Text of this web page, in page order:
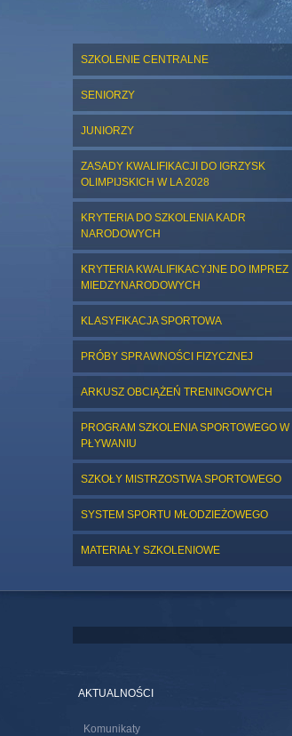
SZKOLENIE CENTRALNE
SENIORZY
JUNIORZY
ZASADY KWALIFIKACJI DO IGRZYSK
OLIMPIJSKICH W LA 2028
KRYTERIA DO SZKOLENIA KADR
NARODOWYCH
KRYTERIA KWALIFIKACYJNE DO IMPREZ
MIEDZYNARODOWYCH
KLASYFIKACJA SPORTOWA
PRÓBY SPRAWNOŚCI FIZYCZNEJ
ARKUSZ OBCIĄŻEŃ TRENINGOWYCH
PROGRAM SZKOLENIA SPORTOWEGO W
PŁYWANIU
SZKOŁY MISTRZOSTWA SPORTOWEGO
SYSTEM SPORTU MŁODZIEŻOWEGO
MATERIAŁY SZKOLENIOWE
AKTUALNOŚCI
Komunikaty